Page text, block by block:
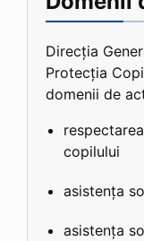
Direcția
Protecția
domenii de
copilului
asistența
asistența